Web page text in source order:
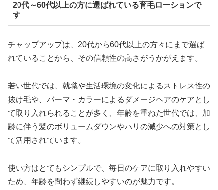
20代～60代以上の方に選ばれている育毛ローションで
す
チャップアップは、20代から60代以上の方々にまで選ば
れていることから、その信頼性の高さがうかがえます。
若い世代では、就職や生活環境の変化によるストレス性の
抜け毛や、パーマ・カラーによるダメージヘアのケアとし
て取り入れられることが多く、年齢を重ねた世代では、加
齢に伴う髪のボリュームダウンやハリの減少への対策とし
て活用されています。
使い方はとてもシンプルで、毎日のケアに取り入れやすい
ため、年齢を問わず継続しやすいのが魅力です。